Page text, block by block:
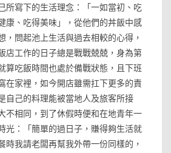
所寫下的生活理念：「一如當初、吃
康、吃得美味」，從他們的丼飯中感
，問起池上生活與過去相較的心得，
店工作的日子總是戰戰兢兢，身為第
算吃飯時間也處於備戰狀態，且下班
在家裡，如今開店雖需扛下更多的責
自己的料理能被當地人及旅客所接
不相同，到了休假時便和在地青年一
光：「簡單的過日子，賺得夠生活就
時我請老闆再幫我外帶一份同樣的，